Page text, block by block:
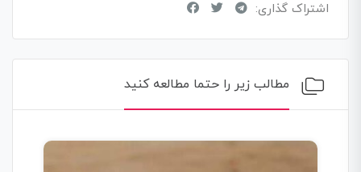
اشتراک گذاری:
مطالب زیر را حتما مطالعه کنید